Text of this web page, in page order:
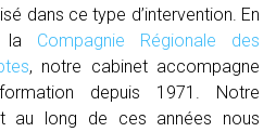
dans ce type d’intervention. En
la Compagnie Régionale des
, notre cabinet accompagne
depuis 1971. Notre
au long de ces années nous